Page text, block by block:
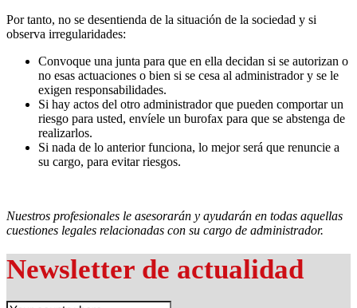
Por tanto, no se desentienda de la situación de la sociedad y si
observa irregularidades:
Convoque una junta para que en ella decidan si se autorizan o
no esas actuaciones o bien si se cesa al administrador y se le
exigen responsabilidades.
Si hay actos del otro administrador que pueden comportar un
riesgo para usted, envíele un burofax para que se abstenga de
realizarlos.
Si nada de lo anterior funciona, lo mejor será que renuncie a
su cargo, para evitar riesgos.
Nuestros profesionales le asesorarán y ayudarán en todas aquellas
cuestiones legales relacionadas con su cargo de administrador.
Newsletter de actualidad